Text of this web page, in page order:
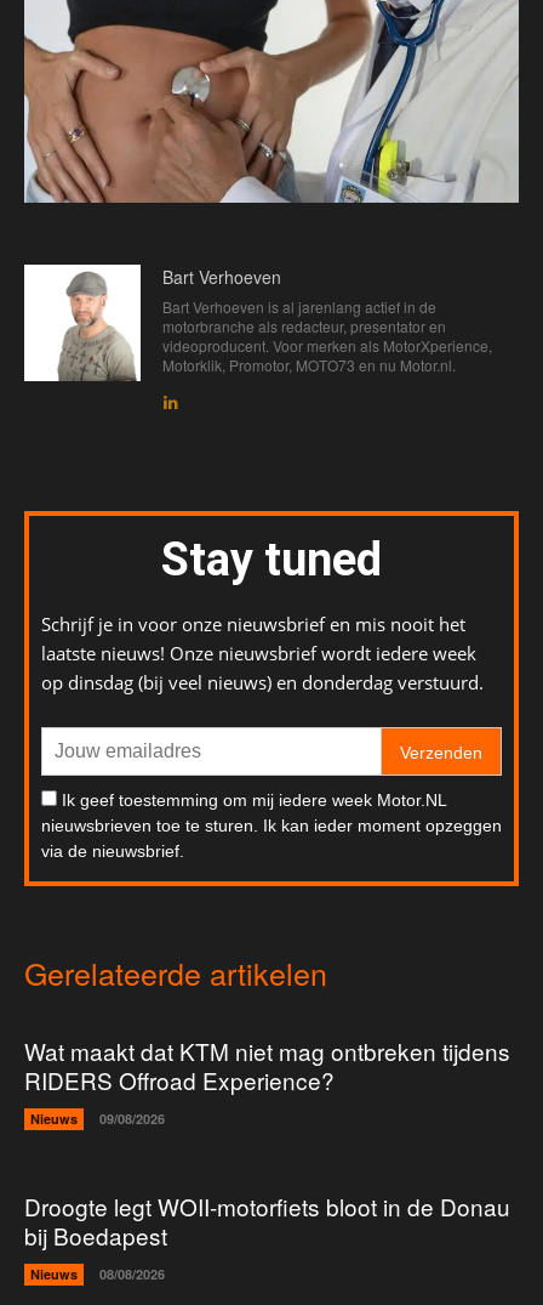
Bart Verhoeven
Bart Verhoeven is al jarenlang actief in de
motorbranche als redacteur, presentator en
videoproducent. Voor merken als MotorXperience,
Motorklik, Promotor, MOTO73 en nu Motor.nl.
Stay tuned
Schrijf je in voor onze nieuwsbrief en mis nooit het
laatste nieuws! Onze nieuwsbrief wordt iedere week
op dinsdag (bij veel nieuws) en donderdag verstuurd.
Verzenden
Ik geef toestemming om mij iedere week Motor.NL
nieuwsbrieven toe te sturen. Ik kan ieder moment opzeggen
via de nieuwsbrief.
Gerelateerde artikelen
Wat maakt dat KTM niet mag ontbreken tijdens
RIDERS Offroad Experience?
Nieuws 09/08/2026
Droogte legt WOII-motorfiets bloot in de Donau
bij Boedapest
Nieuws 08/08/2026